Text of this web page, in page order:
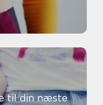
til din næste